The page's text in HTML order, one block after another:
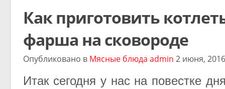
Как приготовить
фарша на сковороде
Опубликовано в Мясные блюда admin 2 июня, 2016
Итак сегодня у нас на повестке